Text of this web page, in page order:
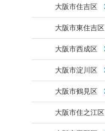
大阪市住吉区
大阪市東住吉区
大阪市西成区
大阪市淀川区
大阪市鶴見区
大阪市住之江区